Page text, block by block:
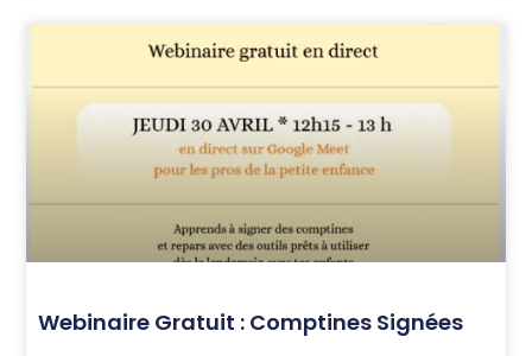
Webinaire Gratuit : Comptines Signées